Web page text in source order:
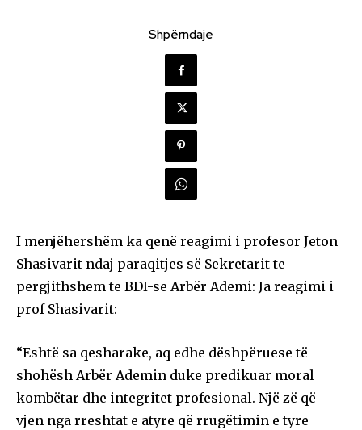
Shpërndaje
I menjëhershëm ka qenë reagimi i profesor Jeton
Shasivarit ndaj paraqitjes së Sekretarit te
pergjithshem te BDI-se Arbër Ademi: Ja reagimi i
prof Shasivarit:
“Eshtë sa qesharake, aq edhe dëshpëruese të
shohësh Arbër Ademin duke predikuar moral
kombëtar dhe integritet profesional. Një zë që
vjen nga rreshtat e atyre që rrugëtimin e tyre